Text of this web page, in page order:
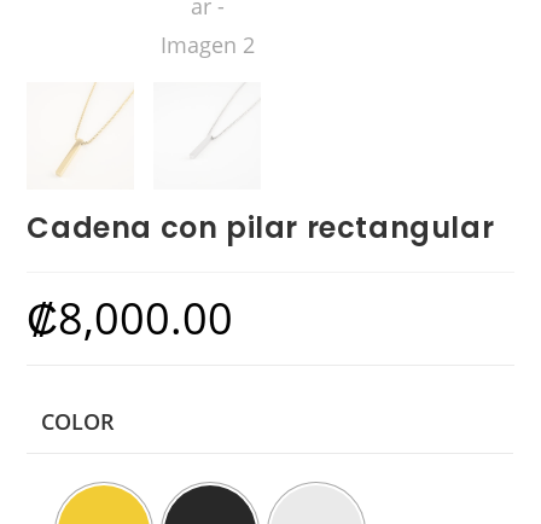
Cadena con pilar rectangular
₡8,000.00
COLOR